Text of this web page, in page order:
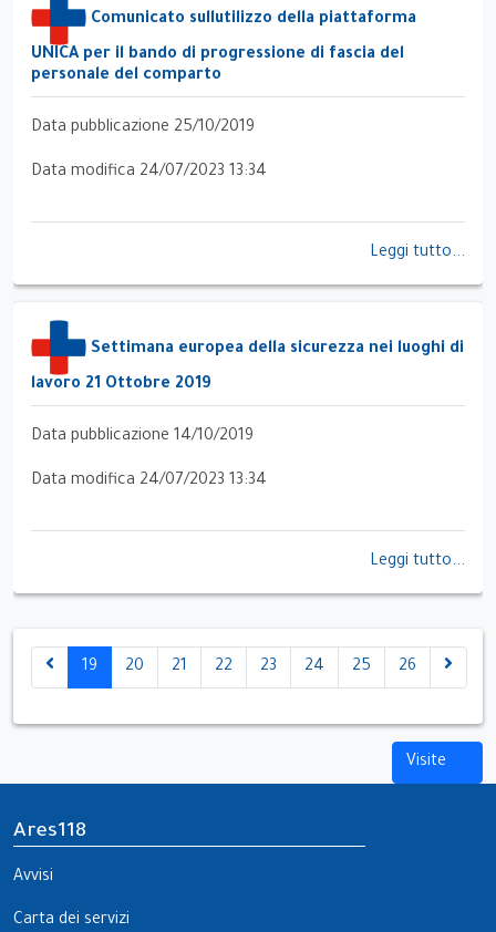
Comunicato sullutilizzo della piattaforma
UNICA per il bando di progressione di fascia del
personale del comparto
Data pubblicazione 25/10/2019
Data modifica 24/07/2023 13:34
Leggi tutto...
Settimana europea della sicurezza nei luoghi di
lavoro 21 Ottobre 2019
Data pubblicazione 14/10/2019
Data modifica 24/07/2023 13:34
Leggi tutto...
19 20 21 22 23 24 25 26
Visite
Ares118
Avvisi
Carta dei servizi